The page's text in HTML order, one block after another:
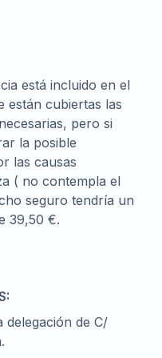
está incluido en el
están cubiertas las
pero si
la posible
las causas
( no contempla el
seguro tendría un
39,50 €.
delegación de C/